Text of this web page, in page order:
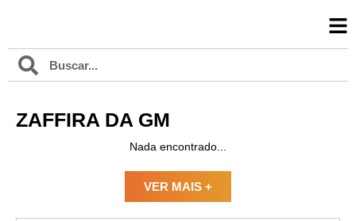
ZAFFIRA DA GM
Nada encontrado...
VER MAIS +